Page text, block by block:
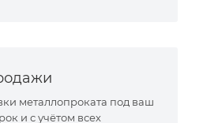
металлопроката под ваш
и с учётом всех